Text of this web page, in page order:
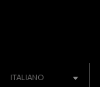
ITALIANO